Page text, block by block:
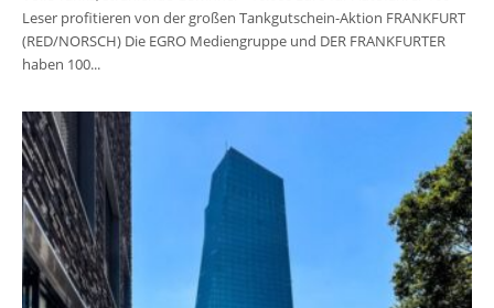
Leser profitieren von der großen Tankgutschein-Aktion FRANKFURT
(RED/NORSCH) Die EGRO Mediengruppe und DER FRANKFURTER
haben 100...